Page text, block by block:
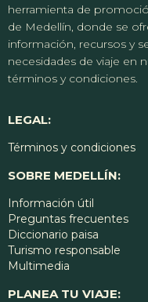
herramienta de
de Medellín, donde se
información, recursos y
necesidades de viaje en
términos y condiciones.
LEGAL:
Términos y condiciones
SOBRE MEDELLÍN:
Información útil
Preguntas frecuentes
Diccionario paisa
Turismo responsable
Multimedia
PLANEA TU VIAJE: